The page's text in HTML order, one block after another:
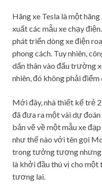
Hãng xe Tesla là một
xuất các mẫu xe chạy
phát triển dòng xe điện
phong cách. Tuy nhiên,
dấn thân vào đấu trường
nhiên, đó không phải điểm
Mới đây, nhà thiết kế trẻ
đã đưa ra một vài dự
bản vẽ về một mẫu xe
như thế nào với tên gọi
trong tưởng tượng nhưng
là khởi đầu thú vị cho
tương lai.